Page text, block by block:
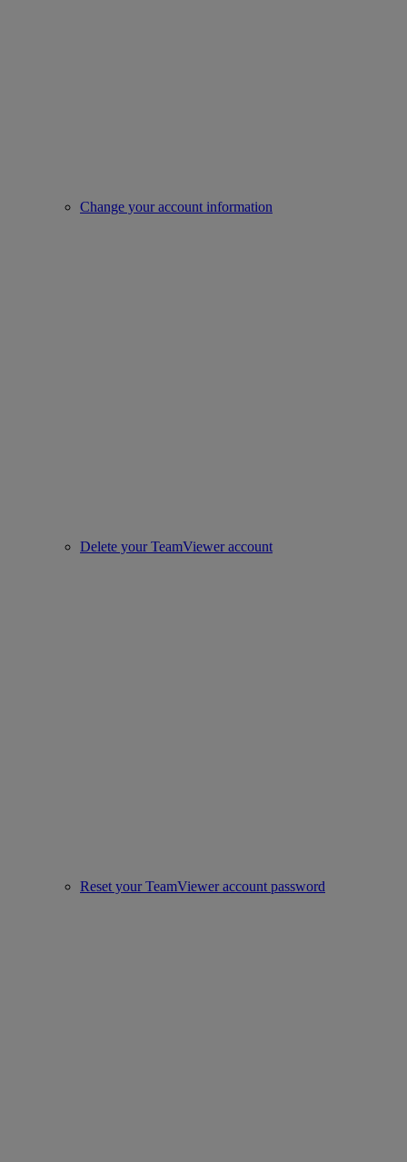
Change your account information
Delete your TeamViewer account
Reset your TeamViewer account password